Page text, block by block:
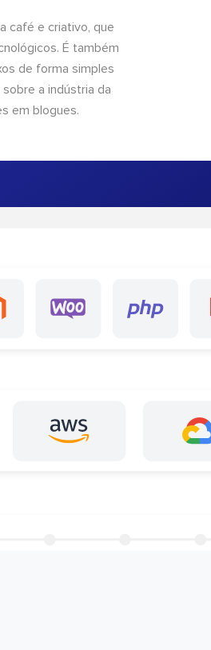
café e criativo, que
É também
de forma simples
a indústria da
em blogues.